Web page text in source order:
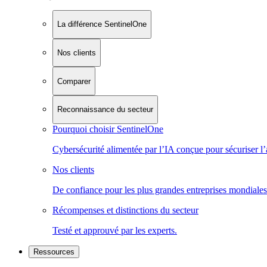
La différence SentinelOne
Nos clients
Comparer
Reconnaissance du secteur
Pourquoi choisir SentinelOne
Cybersécurité alimentée par l’IA conçue pour sécuriser
Nos clients
De confiance pour les plus grandes entreprises
Récompenses et distinctions du secteur
Testé et approuvé par les experts.
Ressources